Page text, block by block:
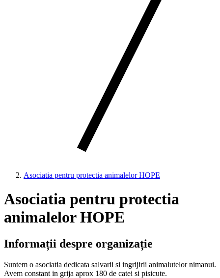
Asociatia pentru protectia animalelor HOPE
Asociatia pentru protectia
animalelor HOPE
Informații despre organizație
Suntem o asociatia dedicata salvarii si ingrijirii animalutelor nimanui.
Avem constant in grija aprox 180 de catei si pisicute.